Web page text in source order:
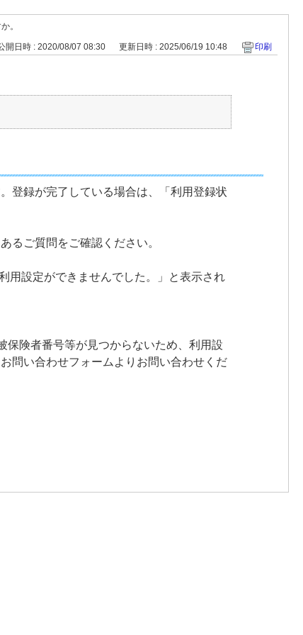
。
開日時 : 2020/08/07 08:30 更新日時 : 2025/06/19 10:48 印刷
登録が完了している場合は、「利用登録状
るご質問をご確認ください。
用設定ができませんでした。」と表示され
険者番号等が見つからないため、利用設
問い合わせフォームよりお問い合わせくだ